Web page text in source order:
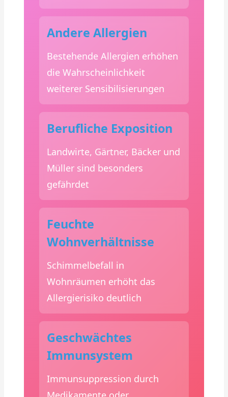
Andere Allergien
Bestehende Allergien erhöhen
die Wahrscheinlichkeit
weiterer Sensibilisierungen
Berufliche Exposition
Landwirte, Gärtner, Bäcker und
Müller sind besonders
gefährdet
Feuchte
Wohnverhältnisse
Schimmelbefall in
Wohnräumen erhöht das
Allergierisiko deutlich
Geschwächtes
Immunsystem
Immunsuppression durch